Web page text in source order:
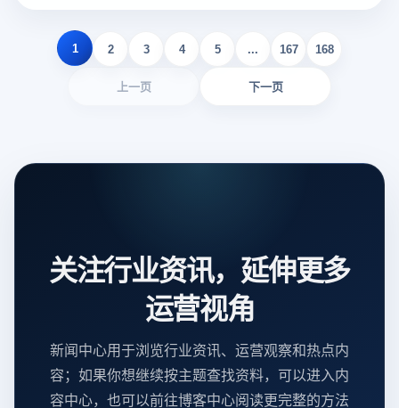
上一页
1 2 3 4 5 ... 167 168
下一页
关注行业资讯，延伸更多
运营视角
新闻中心用于浏览行业资讯、运营观察和热点内
容；如果你想继续按主题查找资料，可以进入内
容中心，也可以前往博客中心阅读更完整的方法